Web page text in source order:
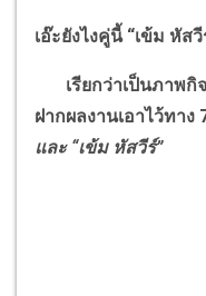
เอ๊ะยังไงคู่นี้ “เข้ม หัสวี
เรียกว่าเป็นภาพกิ
ฝากผลงานเอาไว้ทาง
และ “เข้ม หัสวีร์”